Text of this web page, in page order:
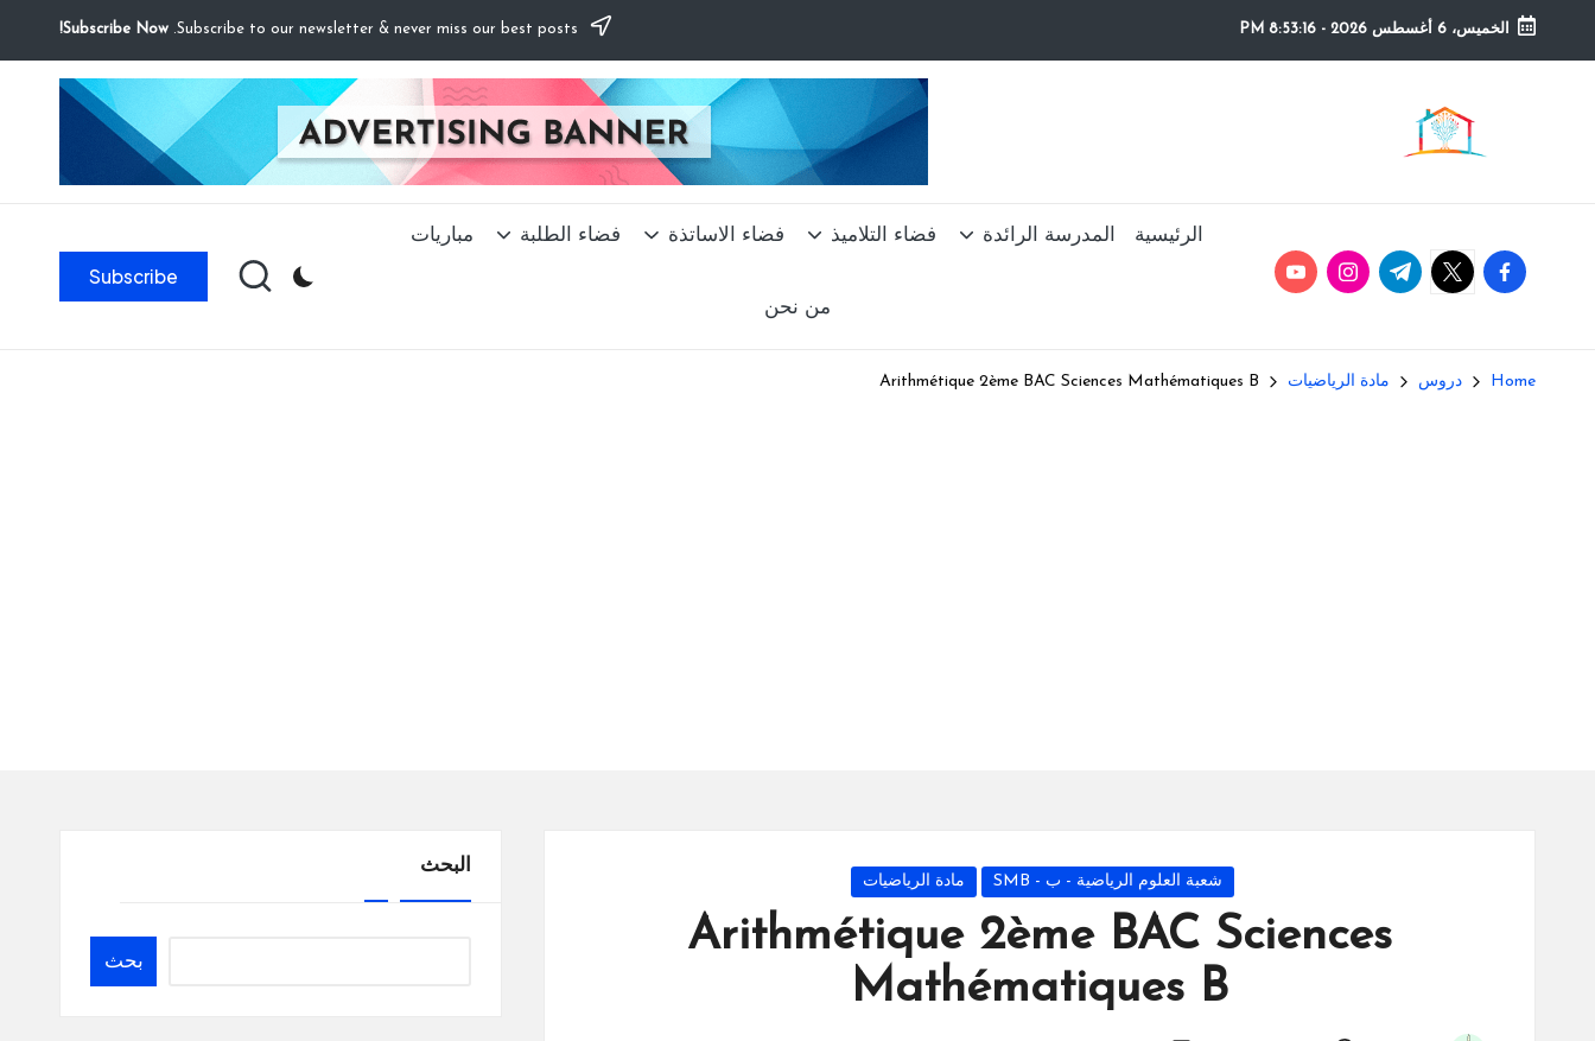
Skip
الخميس، 6 أغسطس 2026 -
8:53:17 PM
Subscribe Now!
م
ع
م
التعليم
الصريح
facebook.com
twitter.com
t.me
instagram.com
youtube.com
الرئيسية المدرسة الرائدة فضاء التلاميذ فضاء الاساتذة فضاء الطلبة مباريات
من نحن
Subscribe
Home دروس مادة الرياضيات Arithmétique 2ème BAC Sciences Mathématiques B
Posted
in
شعبة العلوم الرياضية - ب - SMB مادة الرياضيات
Arithmétique 2ème BAC Sciences
Mathématiques B
البحث
بحث